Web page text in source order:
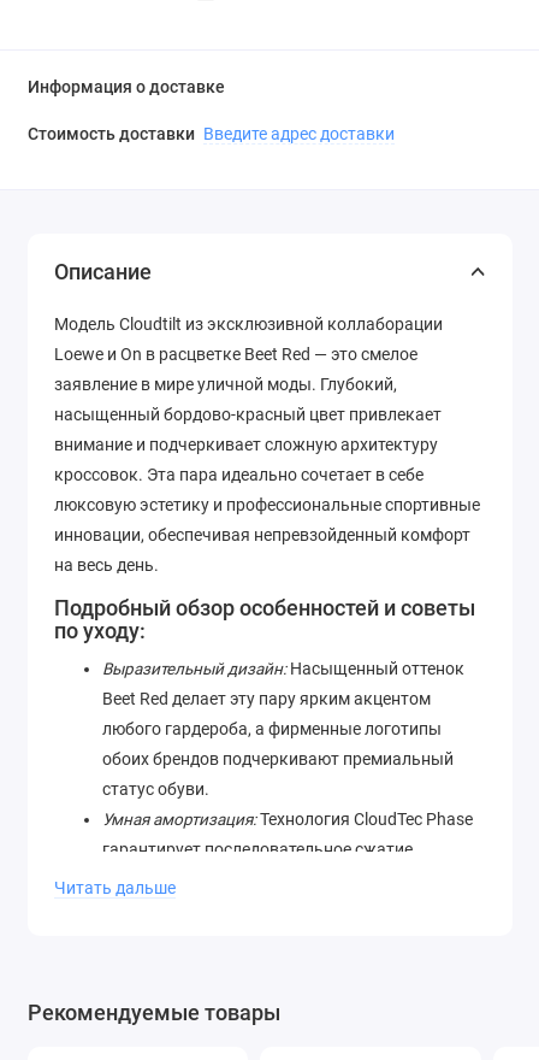
Информация о доставке
Стоимость доставки Введите адрес доставки
Описание
Модель Cloudtilt из эксклюзивной коллаборации
Loewe и On в расцветке Beet Red — это смелое
заявление в мире уличной моды. Глубокий,
насыщенный бордово-красный цвет привлекает
внимание и подчеркивает сложную архитектуру
кроссовок. Эта пара идеально сочетает в себе
люксовую эстетику и профессиональные спортивные
инновации, обеспечивая непревзойденный комфорт
на весь день.
Подробный обзор особенностей и советы
по уходу:
Выразительный дизайн:Насыщенный оттенок
Beet Red делает эту пару ярким акцентом
любого гардероба, а фирменные логотипы
обоих брендов подчеркивают премиальный
статус обуви.
Умная амортизация:Технология CloudTec Phase
гарантирует последовательное сжатие
элементов подошвы, обеспечивая невероятно
адаптируется к форме вашей стопы.
Читать дальше
Рекомендуемые товары